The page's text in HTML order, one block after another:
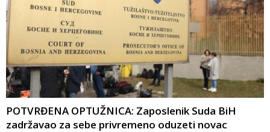
POTVRĐENA OPTUŽNICA: Zaposlenik Suda BiH
zadržavao za sebe privremeno oduzeti novac